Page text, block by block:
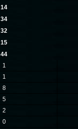
14
34
32
15
44
1
1
8
5
2
0